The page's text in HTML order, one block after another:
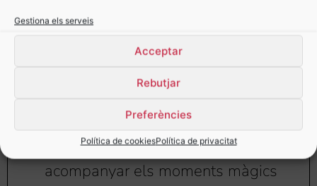
Gestiona els serveis
Acceptar
Rebutjar
Preferències
Política de cookiesPolítica de privacitat
nadalenca en cada mossegada.
Una delícia lleugera i delicada per
acompanyar els moments màgics